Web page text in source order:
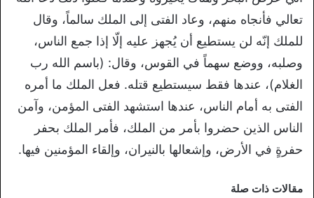
تعالي فأنجاه منهم، وعاد الفتى إلى الملك سالماً، وقال
للملك إنّه لن يستطيع أن يُجهز عليه إلّا إذا جمع الناس،
وصلبه، ووضع سهماً في القوس، وقال: (باسم الله رب
الغلام)، عندها فقط سيستطيع قتله. فعل الملك ما أمره
الفتى به أمام الناس، عندها استشهد الفتى المؤمن، وآمن
الناس الذين حضروا بأمر من الملك، فأمر الملك بحفر
حفرةٍ في الأرض، وإشعالها بالنيران، وإلقاء المؤمنين فيها.
مقالات ذات صلة